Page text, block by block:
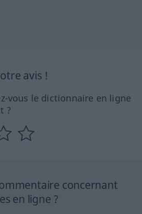
avis !
vous le dictionnaire en ligne
?
concernant
en ligne ?